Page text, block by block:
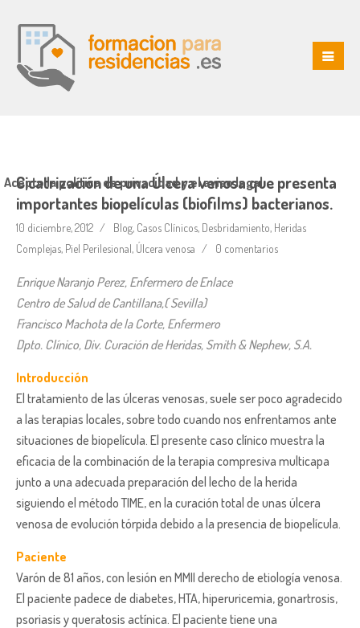
Cicatrización de una Úlcera venosa que presenta
importantes biopelículas (biofilms) bacterianos.
10 diciembre, 2012 Blog, Casos Clínicos, Desbridamiento, Heridas
Complejas, Piel Perilesional, Úlcera venosa 0 comentarios
Enrique Naranjo Perez, Enfermero de Enlace
Centro de Salud de Cantillana,( Sevilla)
Francisco Machota de la Corte, Enfermero
Dpto. Clínico, Div. Curación de Heridas, Smith & Nephew, S.A.
Introducción
El tratamiento de las úlceras venosas, suele ser poco agradecido
a las terapias locales, sobre todo cuando nos enfrentamos ante
situaciones de biopelícula. El presente caso clínico muestra la
eficacia de la combinación de la terapia compresiva multicapa
junto a una adecuada preparación del lecho de la herida
siguiendo el método TIME, en la curación total de unas úlcera
venosa de evolución tórpida debido a la presencia de biopelícula.
Paciente
Varón de 81 años, con lesión en MMII derecho de etiología venosa.
El paciente padece de diabetes, HTA, hiperuricemia, gonartrosis,
psoriasis y queratosis actínica. El paciente tiene una
Acepto la política de privacidad y el aviso legal